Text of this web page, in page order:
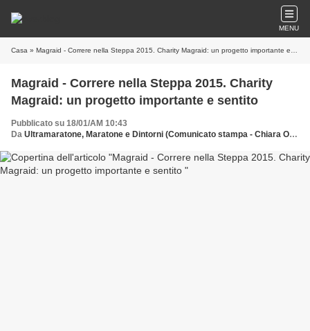
MENU
Casa » Magraid - Correre nella Steppa 2015. Charity Magraid: un progetto importante e sentito
Magraid - Correre nella Steppa 2015. Charity
Magraid: un progetto importante e sentito
Pubblicato su 18/01/AM 10:43
Da Ultramaratone, Maratone e Dintorni (Comunicato stampa - Chiara Orlando)